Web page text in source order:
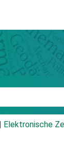
Elektronische